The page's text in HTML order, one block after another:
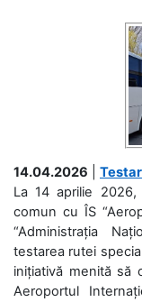
14.04.2026
La 14 aprilie 2026,
comun cu ÎS
“Administrația
testarea rutei
inițiativă menită să
Aeroportul